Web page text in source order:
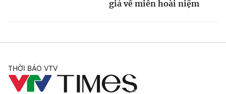
giả về miền hoài niệm
THỜI BÁO VTV